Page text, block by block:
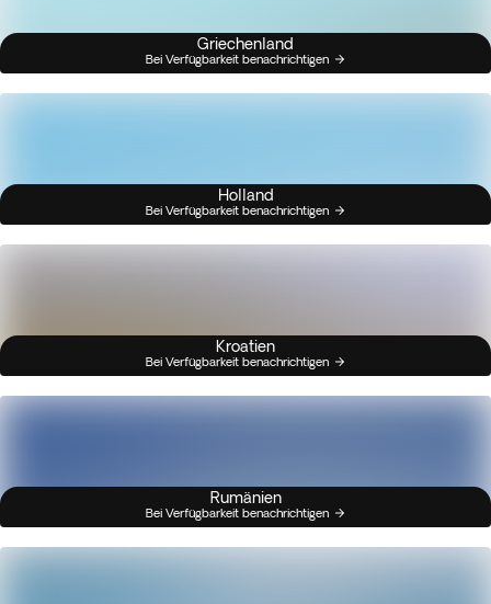
Griechenland
Bei Verfügbarkeit benachrichtigen
Holland
Bei Verfügbarkeit benachrichtigen
Kroatien
Bei Verfügbarkeit benachrichtigen
Rumänien
Bei Verfügbarkeit benachrichtigen